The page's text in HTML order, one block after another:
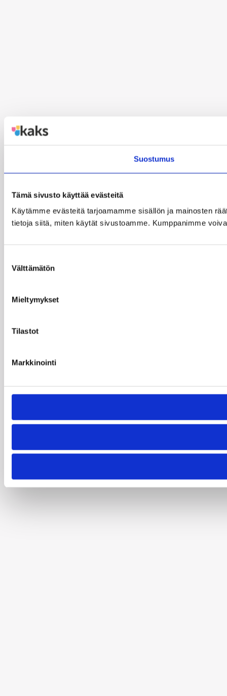
Suostumus
Tämä sivusto käyttää evästeitä
Käytämme evästeitä tarjoamamme sisällön ja mainosten
tietoja siitä, miten käytät sivustoamme. Kumppanimme
valinta
Välttämätön
Mieltymykset
Tilastot
Markkinointi